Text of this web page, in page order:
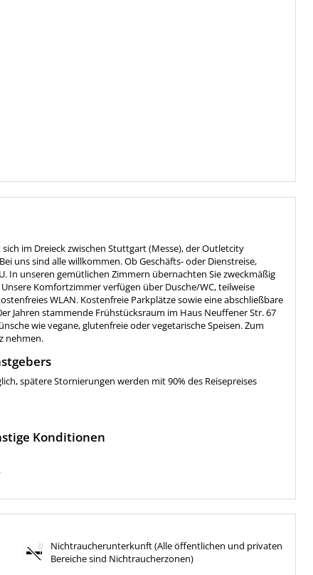
im Dreieck zwischen Stuttgart (Messe), der Outletcity
uns sind alle willkommen. Ob Geschäfts- oder Dienstreise,
In unseren gemütlichen Zimmern übernachten Sie zweckmäßig
Komfortzimmer verfügen über Dusche/WC, teilweise
WLAN. Kostenfreie Parkplätze sowie eine abschließbare
Jahren stammende Frühstücksraum im Haus Neuffener Str. 67
wie vegane, glutenfreie oder vegetarische Speisen. Zum
nehmen.
spätere Stornierungen werden mit 90% des Reisepreises
Konditionen
Nichtraucherunterkunft (Alle öffentlichen und privaten
Bereiche sind Nichtraucherzonen)